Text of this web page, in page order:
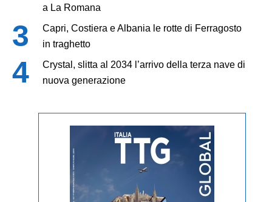
a La Romana
Capri, Costiera e Albania le rotte di Ferragosto
in traghetto
Crystal, slitta al 2034 l’arrivo della terza nave di
nuova generazione